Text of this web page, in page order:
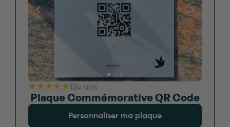
124 avis
Plaque Commémorative QR Code
Personnaliser ma plaque